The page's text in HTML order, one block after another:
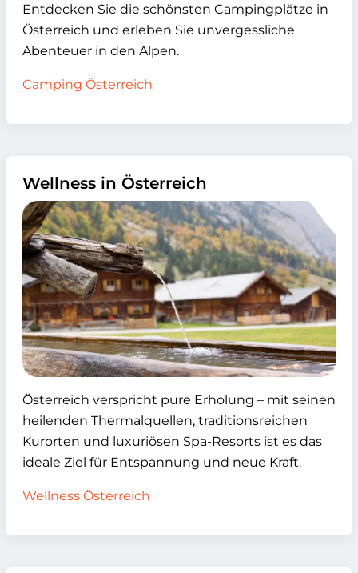
Entdecken Sie die schönsten Campingplätze in
Österreich und erleben Sie unvergessliche
Abenteuer in den Alpen.
Camping Österreich
Wellness in Österreich
Österreich verspricht pure Erholung – mit seinen
heilenden Thermalquellen, traditionsreichen
Kurorten und luxuriösen Spa-Resorts ist es das
ideale Ziel für Entspannung und neue Kraft.
Wellness Österreich